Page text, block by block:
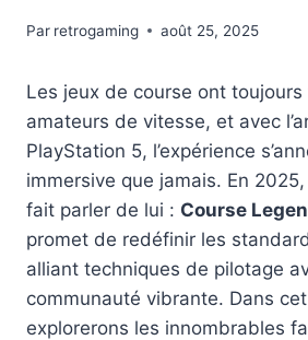
Par retrogaming août 25, 2025
Les jeux de course ont toujours
amateurs de vitesse, et avec
PlayStation 5, l’expérience
immersive que jamais. En
fait parler de lui : Course
promet de redéfinir les
alliant techniques de pilotage
communauté vibrante. Dans
explorerons les innombrables